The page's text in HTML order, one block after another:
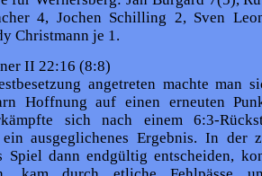
4, Jochen Schilling 2, Sven
Christmann je 1.
II 22:16 (8:8)
angetreten machte man
Hoffnung auf einen erneu­ten
sich nach einem 6:3-
ausgegli­chenes Ergebnis. In der
Spiel dann endgültig entscheiden,